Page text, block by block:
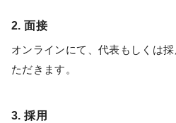
2. 面接
オンラインにて、代表もしくは
ただきます。
3. 採用